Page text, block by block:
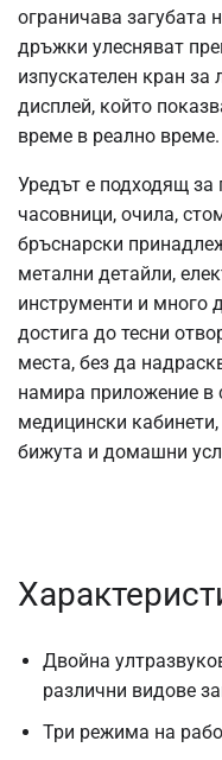
ограничава загубата
дръжки улесняват
изпускателен кран за
дисплей, който
време в реално време.
Уредът е подходящ за
часовници, очила,
бръснарски
метални детайли,
инструменти и много
достига до тесни
места, без да
намира приложение в
медицински
бижута и домашни
Двойна
различни видове
Три режима на